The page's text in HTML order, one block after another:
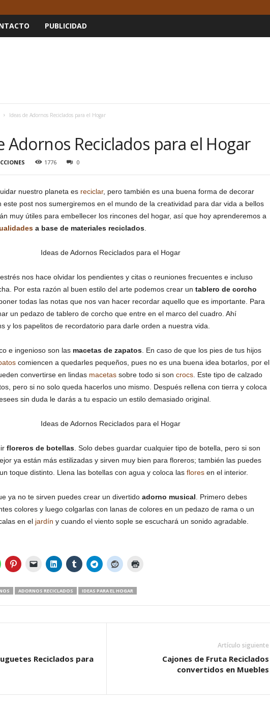
PUBLICIDAD
Ideas de Adornos Reciclados para el Hogar
Adornos Reciclados para el Hogar
1776 0
nuestro planeta es reciclar, pero también es una buena forma de decorar
este post nos sumergiremos en el mundo de la creatividad para dar vida a bellos
muy útiles para embellecer los rincones del hogar, así que hoy aprenderemos a
a base de materiales reciclados.
nos hace olvidar los pendientes y citas o reuniones frecuentes e incluso
Por esta razón al buen estilo del arte podemos crear un tablero de corcho
todas las notas que nos van hacer recordar aquello que es importante. Para
un pedazo de tablero de corcho que entre en el marco del cuadro. Ahí
y los papelitos de recordatorio para darle orden a nuestra vida.
e ingenioso son las macetas de zapatos. En caso de que los pies de tus hijos
comiencen a quedarles pequeños, pues no es una buena idea botarlos, por el
convertirse en lindas macetassobre todo si son crocs. Este tipo de calzado
pero si no solo queda hacerlos uno mismo. Después rellena con tierra y coloca
sin duda le darás a tu espacio un estilo demasiado original.
floreros de botellas. Solo debes guardar cualquier tipo de botella, pero si son
ya están más estilizadas y sirven muy bien para floreros; también las puedes
toque distinto. Llena las botellas con agua y coloca las floresen el interior.
ya no te sirven puedes crear un divertido adorno musical . Primero debes
colores y luego colgarlas con lanas de colores en un pedazo de rama o un
en el jardín y cuando el viento sople se escuchará un sonido agradable.
ADORNOS RECICLADOS IDEAS PARA EL HOGAR
Reciclados para
Artículo siguiente
Cajones de Fruta Reciclados
convertidos en Muebles